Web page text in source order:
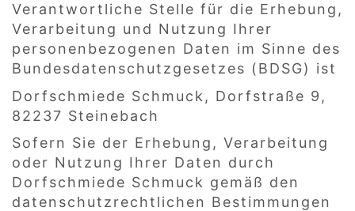
Verantwortliche Stelle für die Erhebung,
Verarbeitung und Nutzung Ihrer
personenbezogenen Daten im Sinne des
Bundesdatenschutzgesetzes (BDSG) ist
Dorfschmiede Schmuck, Dorfstraße 9,
82237 Steinebach
Sofern Sie der Erhebung, Verarbeitung
oder Nutzung Ihrer Daten durch
Dorfschmiede Schmuck gemäß den
datenschutzrechtlichen Bestimmungen